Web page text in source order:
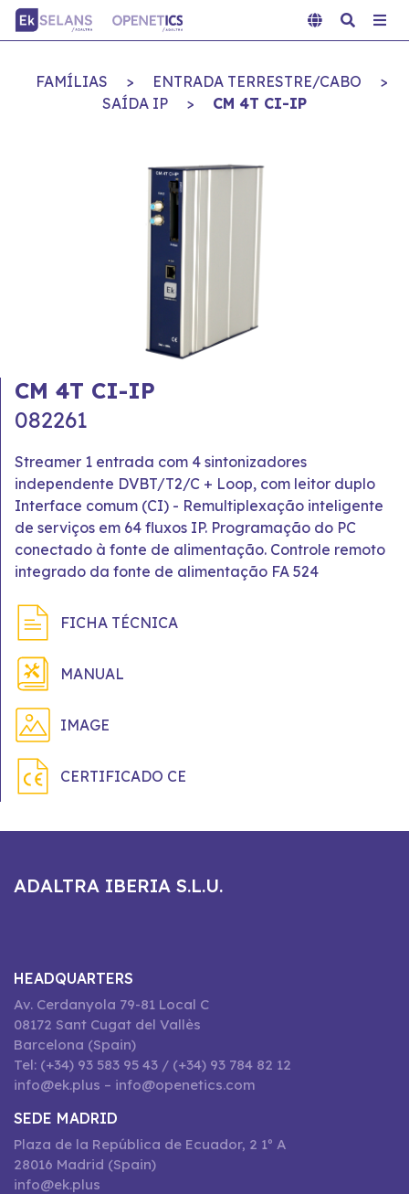
FAMÍLIAS > ENTRADA TERRESTRE/CABO
>
SAÍDA IP
> CM 4T CI-IP
CM 4T CI-IP
082261
Streamer 1 entrada com 4 sintonizadores
independente DVBT/T2/C + Loop, com leitor duplo
Interface comum (CI) - Remultiplexação inteligente
de serviços em 64 fluxos IP. Programação do PC
conectado à fonte de alimentação. Controle remoto
integrado da fonte de alimentação FA 524
FICHA TÉCNICA
MANUAL
IMAGE
CERTIFICADO CE
ADALTRA IBERIA S.L.U.
HEADQUARTERS
Av. Cerdanyola 79-81 Local C
08172 Sant Cugat del Vallès
Barcelona (Spain)
Tel: (+34) 93 583 95 43 / (+34) 93 784 82 12
info@ek.plus – info@openetics.com
SEDE MADRID
Plaza de la República de Ecuador, 2 1º A
28016 Madrid (Spain)
info@ek.plus